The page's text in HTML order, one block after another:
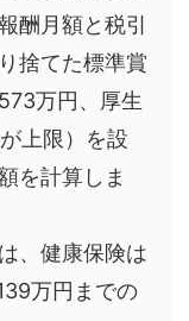
酬月額と税引
捨てた標準賞
万円、厚生
上限）を設
を計算しま
、健康保険は
万円までの